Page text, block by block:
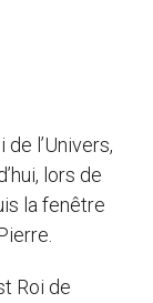
l’Univers,
lors de
la fenêtre
Roi de